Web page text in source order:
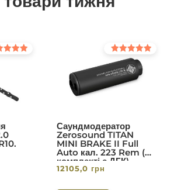
Саундмодератор
Zerosound TITAN
MINI BRAKE II Full
Auto кал. 223 Rem (в
комплекті с ДГК)
різьба 1/2-28. Вlack
Оцінено в
5.00
з 5
12105,0 грн